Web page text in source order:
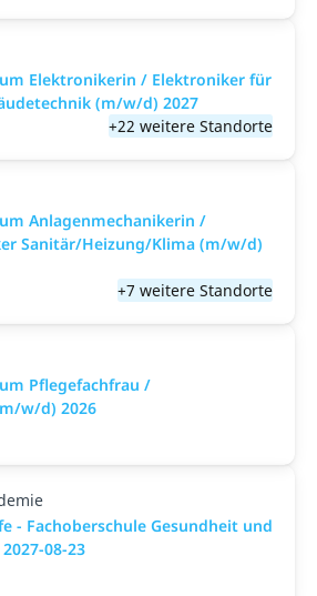
Elektronikerin / Elektroniker für
(m/w/d) 2027
+22 weitere Standorte
Anlagenmechanikerin /
Sanitär/Heizung/Klima (m/w/d)
+7 weitere Standorte
Pflegefachfrau /
w/d) 2026
- Fachoberschule Gesundheit und
08-23